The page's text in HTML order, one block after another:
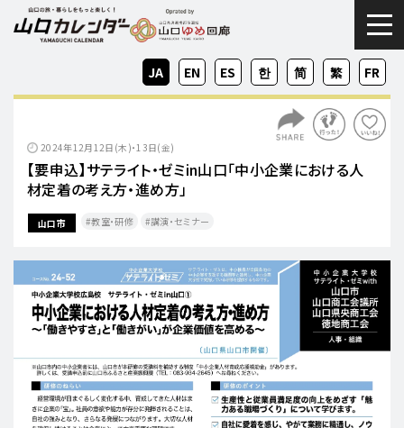
ZH-
CN
ZH-
TW
EN FR
JA KO
ES
2024年12月12日(木)・13日(金)
【要申込】サテライト・ゼミin山口「中小企業における人
材定着の考え方・進め方」
山口市 教室・研修 講演・セミナー